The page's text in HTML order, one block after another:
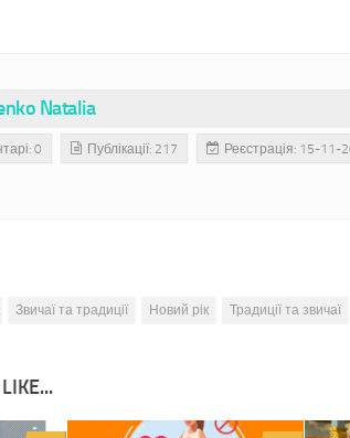
Natalia
0 Публікації: 217 Реєстрація: 15-11-
Звичаї та традиції Новий рік Традиції та звичаї